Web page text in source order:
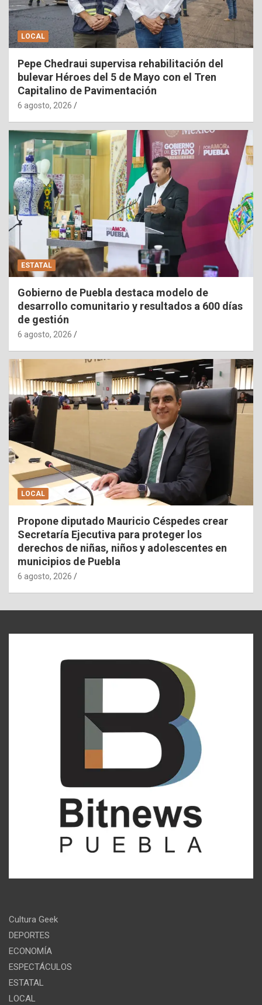
LOCAL
Pepe Chedraui supervisa rehabilitación del
bulevar Héroes del 5 de Mayo con el Tren
Capitalino de Pavimentación
6 agosto, 2026
ESTATAL
Gobierno de Puebla destaca modelo de
desarrollo comunitario y resultados a 600 días
de gestión
6 agosto, 2026
LOCAL
Propone diputado Mauricio Céspedes crear
Secretaría Ejecutiva para proteger los
derechos de niñas, niños y adolescentes en
municipios de Puebla
6 agosto, 2026
Cultura Geek
DEPORTES
ECONOMÍA
ESPECTÁCULOS
ESTATAL
LOCAL